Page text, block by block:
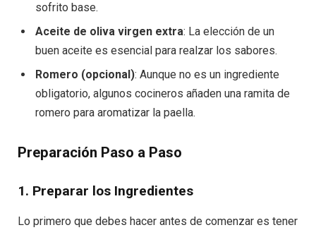
sofrito base.
Aceite de oliva virgen extra: La elección de un
buen aceite es esencial para realzar los sabores.
Romero (opcional): Aunque no es un ingrediente
obligatorio, algunos cocineros añaden una ramita de
romero para aromatizar la paella.
Preparación Paso a Paso
1. Preparar los Ingredientes
Lo primero que debes hacer antes de comenzar es tener